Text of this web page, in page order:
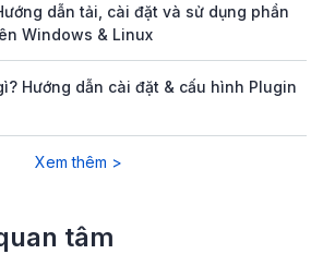
dẫn tải, cài đặt và sử dụng phần
Windows & Linux
Hướng dẫn cài đặt & cấu hình Plugin
Xem thêm >
tâm